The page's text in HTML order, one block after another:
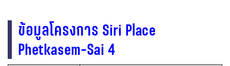
ข้อมูลโครงการ Siri Place
Phetkasem-Sai 4